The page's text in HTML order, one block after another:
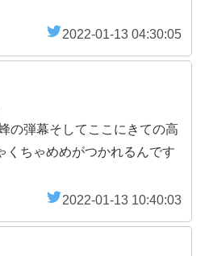
2022-01-13 04:30:05
の弾幕そしてここにきての高
くちゃめめがつかれるんです
2022-01-13 10:40:03